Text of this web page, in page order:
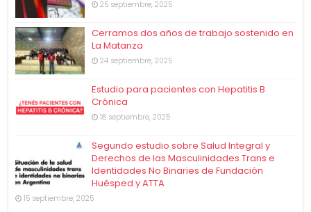
25 septiembre, 2025
Cerramos dos años de trabajo sostenido en
La Matanza
24 septiembre, 2025
Estudio para pacientes con Hepatitis B
Crónica
18 septiembre, 2025
Segundo estudio sobre Salud Integral y
Derechos de las Masculinidades Trans e
Identidades No Binaries de Fundación
Huésped y ATTA
15 septiembre, 2025